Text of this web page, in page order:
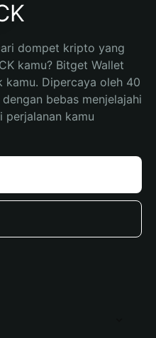
dompet kripto yang
kamu? Bitget Wallet
kamu. Dipercaya oleh 40
bebas menjelajahi
perjalanan kamu